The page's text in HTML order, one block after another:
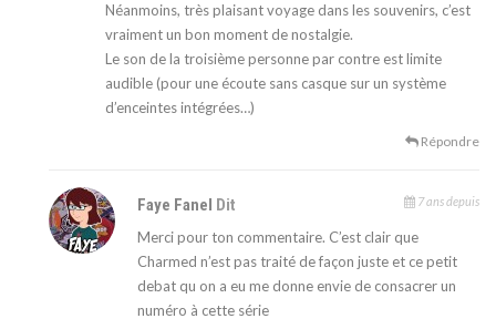
Néanmoins, très plaisant voyage dans les souvenirs, c’est
vraiment un bon moment de nostalgie.
Le son de la troisième personne par contre est limite
audible (pour une écoute sans casque sur un système
d’enceintes intégrées…)
Répondre
Faye Fanel Dit 7 ans depuis
Merci pour ton commentaire. C’est clair que
Charmed n’est pas traité de façon juste et ce petit
debat qu on a eu me donne envie de consacrer un
numéro à cette série